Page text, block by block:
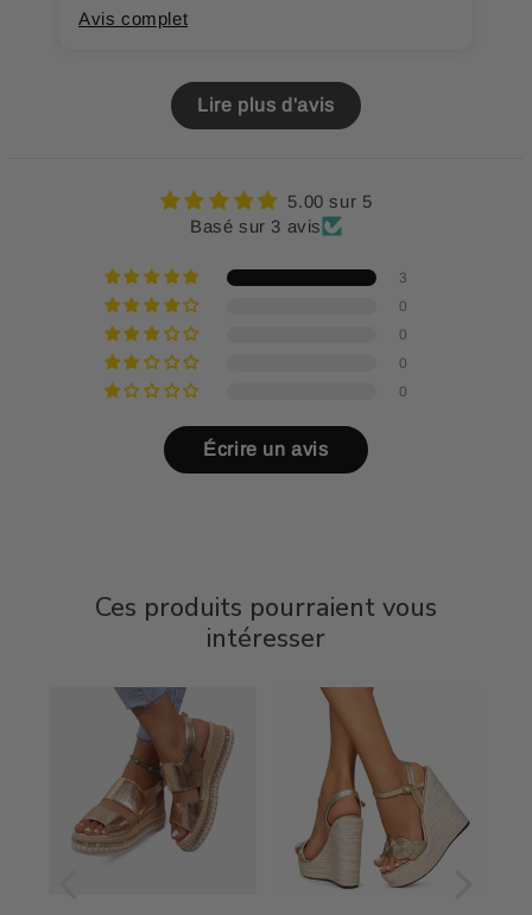
Avis complet
Lire plus d'avis
5.00 sur 5
Basé sur 3 avis
3
0
0
0
0
Écrire un avis
Ces produits pourraient vous
intéresser